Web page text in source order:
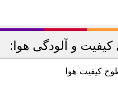
کیفیت و آلودگی هوا:
کیفیت هوا